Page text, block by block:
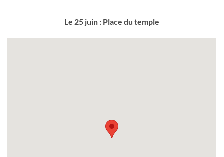
Le 25 juin : Place du temple